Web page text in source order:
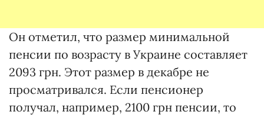
Он отметил, что размер минимальной
пенсии по возрасту в Украине составляет
2093 грн. Этот размер в декабре не
просматривался. Если пенсионер
получал, например, 2100 грн пенсии, то